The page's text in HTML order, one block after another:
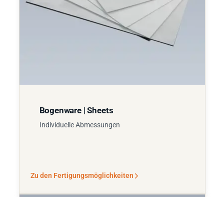
Bogenware | Sheets
Individuelle Abmessungen
Zu den Fertigungsmöglichkeiten